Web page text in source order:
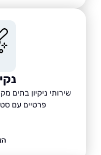
נקיון
שירותי ניקיון בתים מקצועיים
פרטיים עם סטנדרט